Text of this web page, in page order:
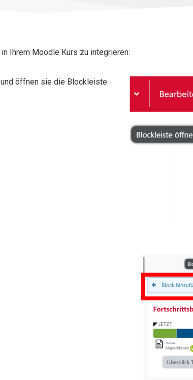
Ihrem Moodle Kurs zu integrieren:
öffnen sie die Blockleiste